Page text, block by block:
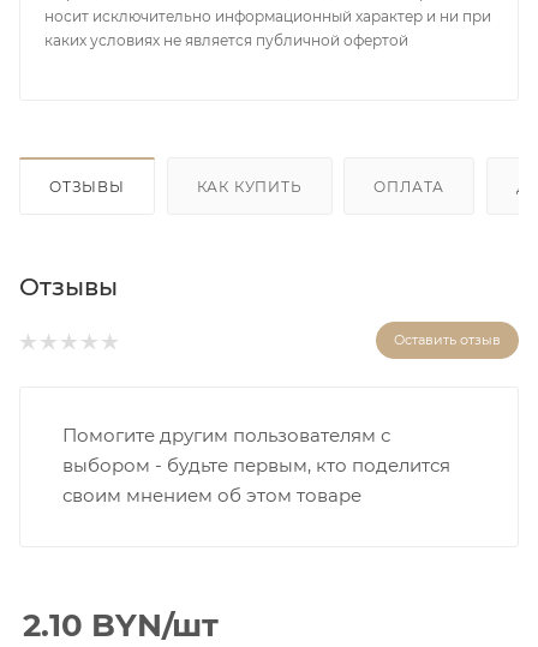
носит исключительно информационный характер и ни при
каких условиях не является публичной офертой
ОТЗЫВЫ КАК КУПИТЬ ОПЛАТА
Отзывы
Оставить отзыв
Помогите другим пользователям с
выбором - будьте первым, кто поделится
своим мнением об этом товаре
2.10 BYN/шт